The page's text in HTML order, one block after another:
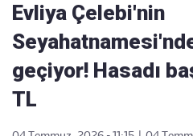
Evliya Çelebi'nin
geçiyor! Hasadı
TL